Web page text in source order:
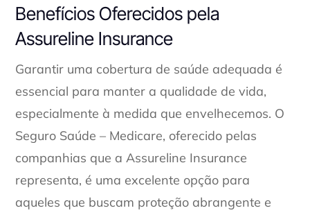
Benefícios Oferecidos pela
Assureline Insurance
Garantir uma cobertura de saúde adequada é
essencial para manter a qualidade de vida,
especialmente à medida que envelhecemos. O
Seguro Saúde – Medicare, oferecido pelas
companhias que a Assureline Insurance
representa, é uma excelente opção para
aqueles que buscam proteção abrangente e